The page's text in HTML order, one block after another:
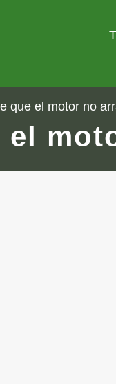
que el motor no
el